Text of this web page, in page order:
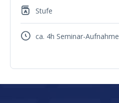
Stufe
ca. 4h Seminar-Aufnahme